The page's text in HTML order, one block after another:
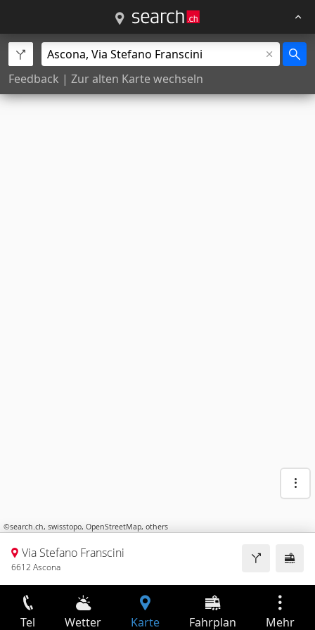
Feedback | Zur alten Karte wechseln
©search.ch, swisstopo, OpenStreetMap, others
Via Stefano Franscini
6612 Ascona
Tel Wetter Karte Fahrplan Mehr